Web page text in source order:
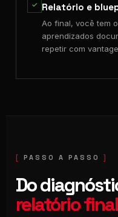
✓ Relatório e
Ao final, você tem
aprendizados
repetir com
PASSO A PASSO
Do
relatório final